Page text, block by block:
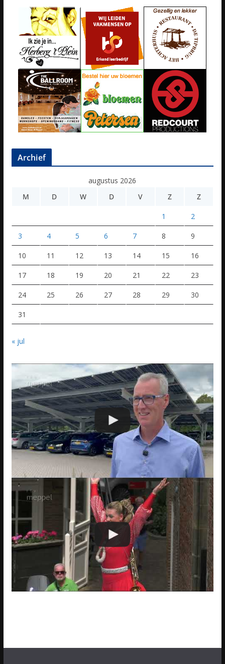
Archief
augustus 2026
M
D W D V Z Z
1 2
3 4 5 6 7 8 9
10 11 12 13 14 15 16
17 18 19 20 21 22 23
24 25 26 27 28 29 30
31
« jul